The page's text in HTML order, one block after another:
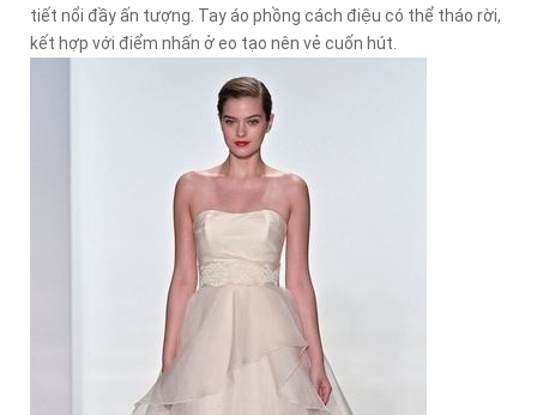
tiết nổi đầy ấn tượng. Tay áo phồng cách điệu có thể tháo rời,
kết hợp với điểm nhấn ở eo tạo nên vẻ cuốn hút.